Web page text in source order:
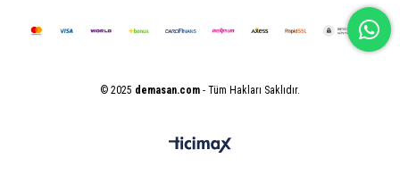
© 2025 demasan.com - Tüm Hakları Saklıdır.